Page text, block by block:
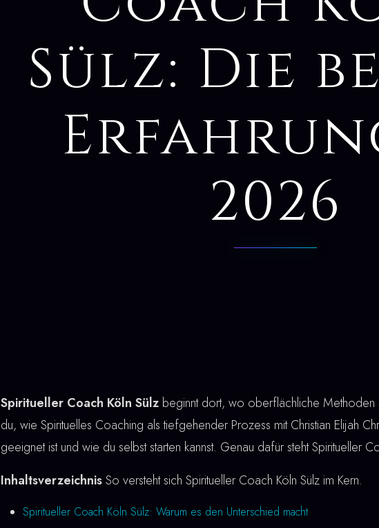
Sülz: Die
2026
Spiritueller Coach Köln Sülz beginnt dort, wo oberflächliche
du, wie Spirituelles Coaching als tiefgehender Prozess mit Christian Elijah
geeignet ist und wie du selbst starten kannst. Genau dafür steht Spiritueller
InhaltsverzeichnisSo versteht sich Spiritueller Coach Köln Sülz im Kern.
Spiritueller Coach Köln Sülz: Warum es den Unterschied macht